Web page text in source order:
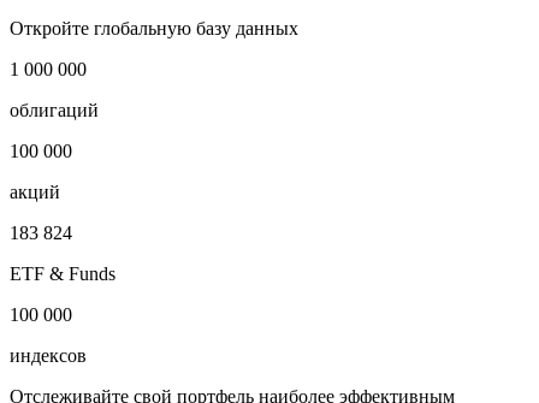
Откройте глобальную базу данных
1 000 000
облигаций
100 000
акций
183 824
ETF & Funds
100 000
индексов
Отслеживайте свой портфель наиболее эффективным